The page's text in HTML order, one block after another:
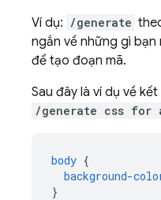
Ví dụ: /generate
ngắn về những gì bạn
để tạo đoạn mã.
Sau đây là ví dụ về
/generate css for
body {
background-
}